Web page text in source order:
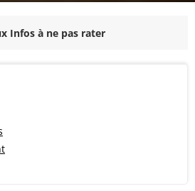
Infos à ne pas rater